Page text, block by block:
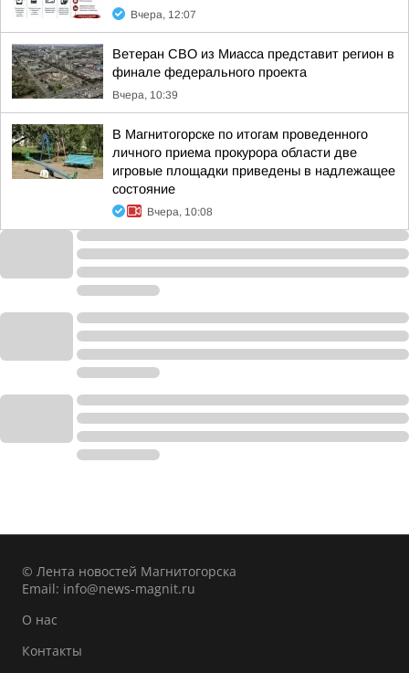
Вчера, 12:07
Ветеран СВО из Миасса представит регион в
финале федерального проекта
Вчера, 10:39
В Магнитогорске по итогам проведенного
личного приема прокурора области две
игровые площадки приведены в надлежащее
состояние
Вчера, 10:08
© Лента новостей Магнитогорска
Email: info@news-magnit.ru
О нас
Контакты